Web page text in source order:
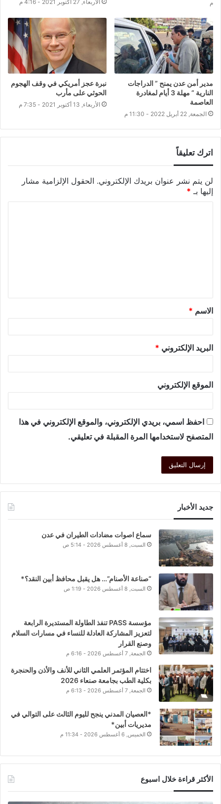
م الأربعاء, 27 أكتوبر 2021 - 4:16 م
مدير أمن عدن يمنح ” الدراجات
النارية ” مهلة 3 أيام لمغادرة
العاصمة
الجمعة, 22 أبريل 2022 - 11:30 م
نبرة عجز أمريكي في وقف الهجوم
الحوثي على مأرب
الأربعاء, 13 أكتوبر 2021 - 7:35 م
اترك تعليقاً
لن يتم نشر عنوان بريدك الإلكتروني. الحقول الإلزامية مشار
إليها بـ *
الاسم *
البريد الإلكتروني *
الموقع الإلكتروني
احفظ اسمي، بريدي الإلكتروني، والموقع الإلكتروني في هذا
المتصفح لاستخدامها المرة المقبلة في تعليقي.
جديد الأخبار
سماع اصوات مضادات الطيران في عدن
السبت, 8 أغسطس 2026 - 5:14 ص
“صناعة الأصنام”… هل يقبل محافظ أبين النقد؟*
السبت, 8 أغسطس 2026 - 1:19 ص
مؤسسة PASS تنفذ الطاولة المستديرة الرابعة
لتعزيز المشاركة العادلة للنساء في مسارات السلام
وصنع القرار
الجمعة, 7 أغسطس 2026 - 6:16 م
اختتام المؤتمر العلمي الثاني للأنف والأذن والحنجرة
بكلية الطب بجامعة صنعاء 2026
الجمعة, 7 أغسطس 2026 - 6:13 م
*العصيان المدني ينجح لليوم الثالث على التوالي في
مديريات أبين*
الخميس, 6 أغسطس 2026 - 11:34 م
الأكثر قراءة خلال اسبوع